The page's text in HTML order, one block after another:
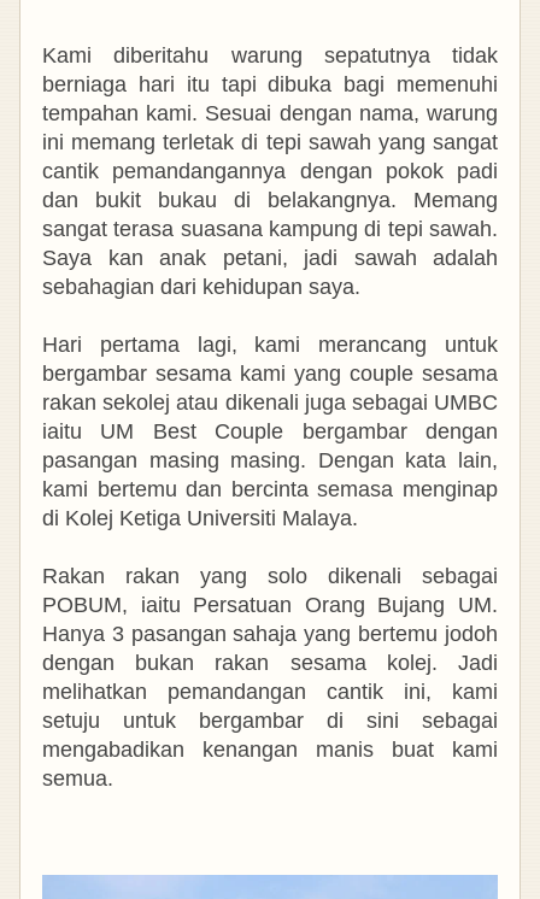
Kami diberitahu warung sepatutnya tidak
berniaga hari itu tapi dibuka bagi memenuhi
tempahan kami. Sesuai dengan nama, warung
ini memang terletak di tepi sawah yang sangat
cantik pemandangannya dengan pokok padi
dan bukit bukau di belakangnya. Memang
sangat terasa suasana kampung di tepi sawah.
Saya kan anak petani, jadi sawah adalah
sebahagian dari kehidupan saya.
Hari pertama lagi, kami merancang untuk
bergambar sesama kami yang couple sesama
rakan sekolej atau dikenali juga sebagai UMBC
iaitu UM Best Couple bergambar dengan
pasangan masing masing. Dengan kata lain,
kami bertemu dan bercinta semasa menginap
di Kolej Ketiga Universiti Malaya.
Rakan rakan yang solo dikenali sebagai
POBUM, iaitu Persatuan Orang Bujang UM.
Hanya 3 pasangan sahaja yang bertemu jodoh
dengan bukan rakan sesama kolej. Jadi
melihatkan pemandangan cantik ini, kami
setuju untuk bergambar di sini sebagai
mengabadikan kenangan manis buat kami
semua.